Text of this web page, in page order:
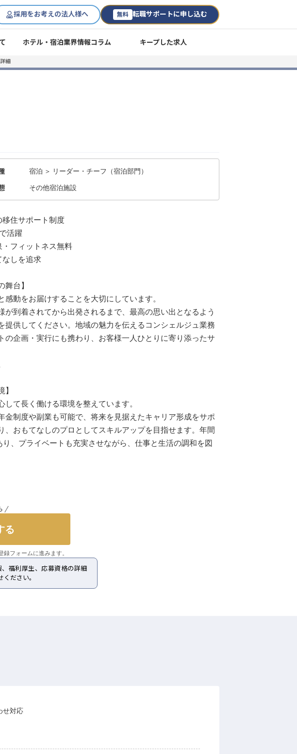
採用をお考えの法人様へ 無料 転職サポートに申し込む
ホテル・宿泊業界情報コラム キープした求人
細
宿泊 ＞ リーダー・チーフ（宿泊部門）
その他宿泊施設
住サポート制度
活躍
フィットネス無料
なしを追求
台】
動をお届けすることを大切にしています。
が到着されてから出発されるまで、最高の思い出となるよう
提供してください。地域の魅力を伝えるコンシェルジュ業務
の企画・実行にも携わり、お客様一人ひとりに寄り添ったサ
て長く働ける環境を整えています。
金制度や副業も可能で、将来を見据えたキャリア形成をサポ
、おもてなしのプロとしてスキルアップを目指せます。年間
、プライベートも充実させながら、仕事と生活の調和を図
る
録フォームに進みます。
福利厚生、応募資格の詳細
ださい。
せ対応